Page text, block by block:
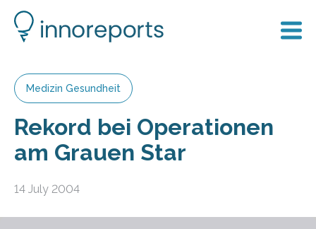
Medizin Gesundheit
Rekord bei Operationen
am Grauen Star
14 July 2004